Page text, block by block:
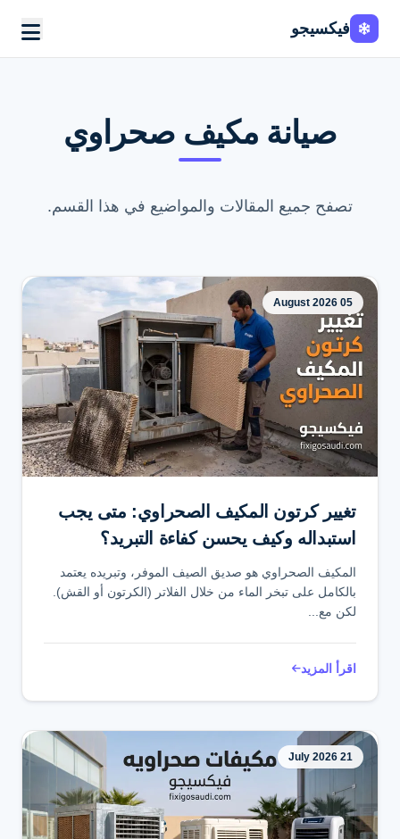
فيكسيجو
FixiGo
اطلب الخدمة
تواصل عبر واتساب
صيانة مكيف صحراوي
تصفح جميع المقالات والمواضيع في هذا القسم.
05 August 2026
تغيير كرتون المكيف الصحراوي: متى يجب
استبداله وكيف يحسن كفاءة التبريد؟
المكيف الصحراوي هو صديق الصيف الموفر، وتبريده يعتمد
بالكامل على تبخر الماء من خلال الفلاتر (الكرتون أو القش).
لكن مع...
اقرأ المزيد
21 July 2026